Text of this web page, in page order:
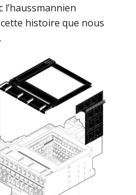
l’haussmannien
histoire que nous